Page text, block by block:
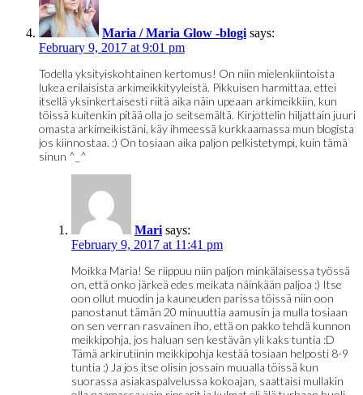
Maria / Maria Glow -blogi says:
February 9, 2017 at 9:01 pm
Todella yksityiskohtainen kertomus! On niin mielenkiintoista
lukea erilaisista arkimeikkityyleistä. Pikkuisen harmittaa, ettei
itsellä yksinkertaisesti riitä aika näin upeaan arkimeikkiin, kun
töissä kuitenkin pitää olla jo seitsemältä. Kirjottelin hiljattain juuri
omasta arkimeikistäni, käy ihmeessä kurkkaamassa mun blogista
jos kiinnostaa. :) On tosiaan aika paljon pelkistetympi, kuin tämä
sinun ^_^
Mari says:
February 9, 2017 at 11:41 pm
Moikka Maria! Se riippuu niin paljon minkälaisessa työssä
on, että onko järkeä edes meikata näinkään paljoa :) Itse
oon ollut muodin ja kauneuden parissa töissä niin oon
panostanut tämän 20 minuuttia aamusin ja mulla tosiaan
on sen verran rasvainen iho, että on pakko tehdä kunnon
meikkipohja, jos haluan sen kestävän yli kaks tuntia :D
Tämä arkirutiinin meikkipohja kestää tosiaan helposti 8-9
tuntia :) Ja jos itse olisin jossain muualla töissä kun
suorassa asiakaspalvelussa kokoajan, saattaisi mullakin